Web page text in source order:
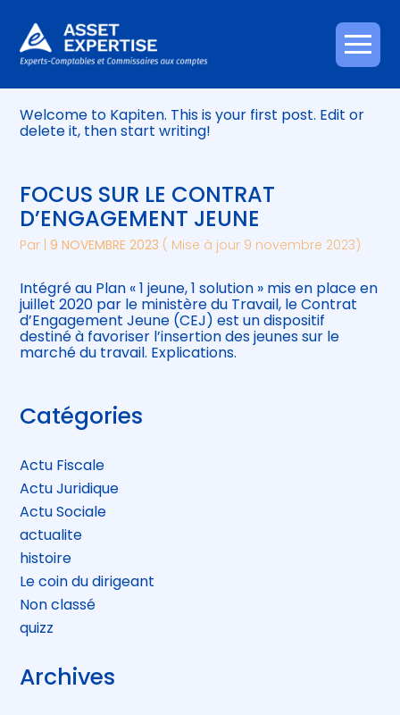
Aller
au
Créer et reprendre une activité
Gérer votre quotidien
Piloter votre entreprise
Développer votre entreprise
Construire votre patrimoine
électronique
Piloter votre gestion
Suivre votre comptabilité
Gérer vos ressources humaines
BONJOUR TOUT LE MONDE !
ParGUILLAUMECLASSE7 |6 FÉVRIER 2024
( Mise à jour 6
février 2024)
Welcome to Kapiten. This is your first post. Edit or
delete it, then start writing!
FOCUS SUR LE CONTRAT
D’ENGAGEMENT JEUNE
Par |9 NOVEMBRE 2023 ( Mise à jour 9 novembre 2023)
Intégré au Plan « 1 jeune, 1 solution » mis en place en
juillet 2020 par le ministère du Travail, le Contrat
d’Engagement Jeune (CEJ) est un dispositif
destiné à favoriser l’insertion des jeunes sur le
marché du travail. Explications.
Blog
sidebar
Catégories
Actu Fiscale
Actu Juridique
Actu Sociale
actualite
histoire
Le coin du dirigeant
Non classé
quizz
Archives